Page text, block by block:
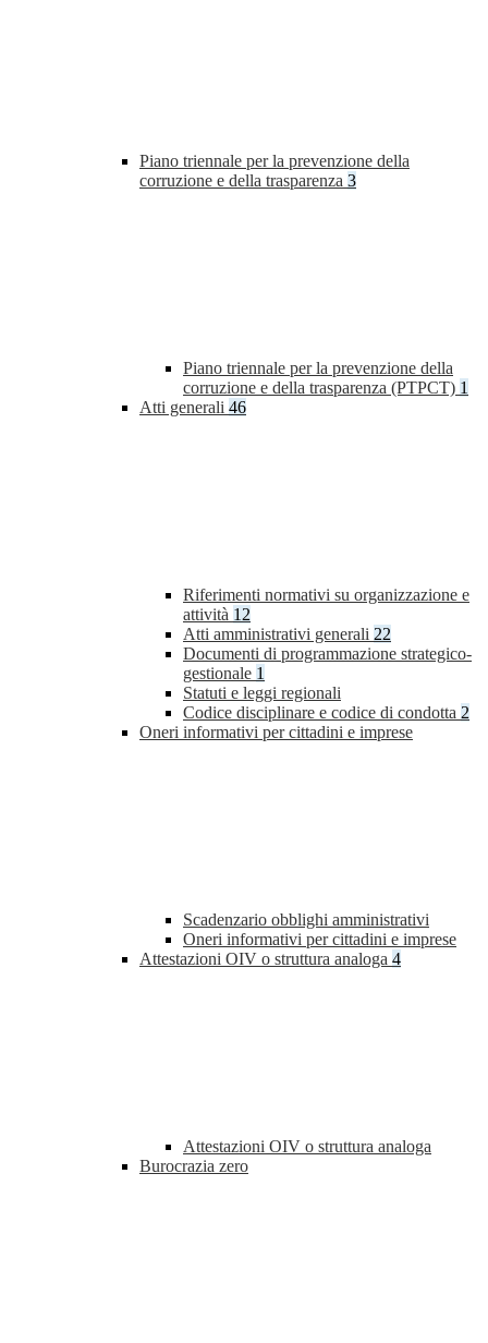
Piano triennale per la prevenzione della
corruzione e della trasparenza 3
Piano triennale per la prevenzione della
corruzione e della trasparenza (PTPCT) 1
Atti generali 46
Riferimenti normativi su organizzazione e
attività 12
Atti amministrativi generali 22
Documenti di programmazione strategico-
gestionale 1
Statuti e leggi regionali
Codice disciplinare e codice di condotta 2
Oneri informativi per cittadini e imprese
Scadenzario obblighi amministrativi
Oneri informativi per cittadini e imprese
Attestazioni OIV o struttura analoga 4
Attestazioni OIV o struttura analoga
Burocrazia zero